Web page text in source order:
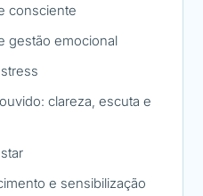
consciente
gestão emocional
clareza, escuta e
e sensibilização